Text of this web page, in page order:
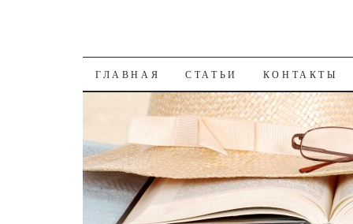
К СОДЕРЖАНИЮ
ГЛАВНАЯ СТАТЬИ КОНТАКТЫ